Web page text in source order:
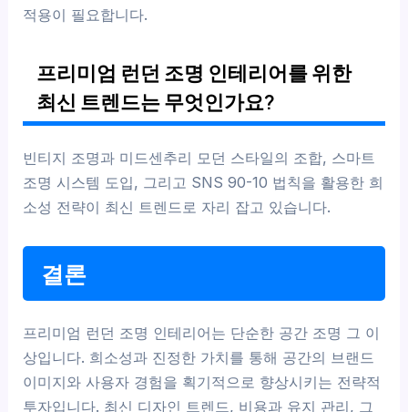
적용이 필요합니다.
프리미엄 런던 조명 인테리어를 위한
최신 트렌드는 무엇인가요?
빈티지 조명과 미드센추리 모던 스타일의 조합, 스마트
조명 시스템 도입, 그리고 SNS 90-10 법칙을 활용한 희
소성 전략이 최신 트렌드로 자리 잡고 있습니다.
결론
프리미엄 런던 조명 인테리어는 단순한 공간 조명 그 이
상입니다. 희소성과 진정한 가치를 통해 공간의 브랜드
이미지와 사용자 경험을 획기적으로 향상시키는 전략적
투자입니다. 최신 디자인 트렌드, 비용과 유지 관리, 그